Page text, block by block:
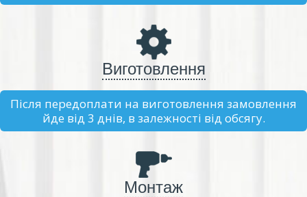
Виготовлення
Після передоплати на виготовлення замовлення
йде від 3 днів, в залежності від обсягу.
Монтаж